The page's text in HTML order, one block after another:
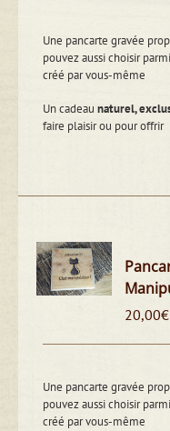
Une pancarte gravée
pouvez aussi choisir
créé par vous-même
Un cadeaunaturel,
faire plaisir ou pour offrir
20,00€
Une pancarte gravée
pouvez aussi choisir
créé par vous-même